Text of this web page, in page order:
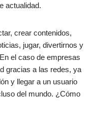
actualidad.
crear contenidos,
jugar, divertirnos y
el caso de empresas
gracias a las redes, ya
y llegar a un usuario
del mundo. ¿Cómo